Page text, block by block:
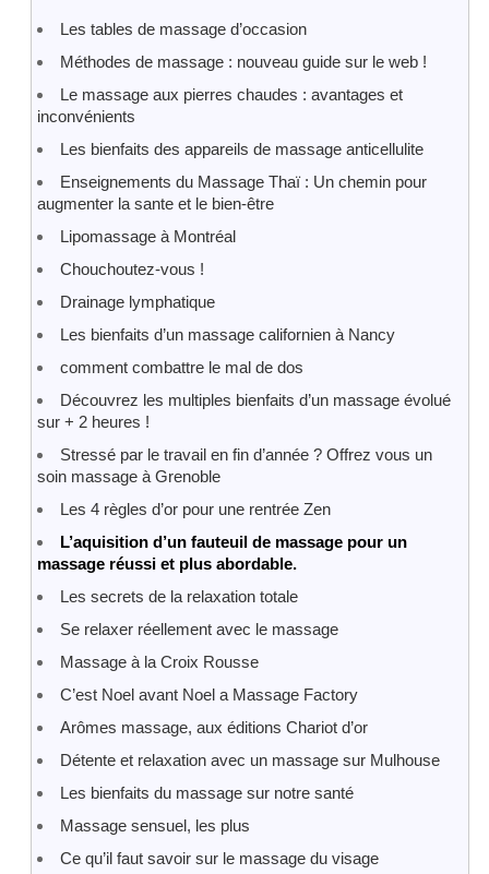
Les tables de massage d’occasion
Méthodes de massage : nouveau guide sur le web !
Le massage aux pierres chaudes : avantages et
inconvénients
Les bienfaits des appareils de massage anticellulite
Enseignements du Massage Thaï : Un chemin pour
augmenter la sante et le bien-être
Lipomassage à Montréal
Chouchoutez-vous !
Drainage lymphatique
Les bienfaits d’un massage californien à Nancy
comment combattre le mal de dos
Découvrez les multiples bienfaits d’un massage évolué
sur + 2 heures !
Stressé par le travail en fin d’année ? Offrez vous un
soin massage à Grenoble
Les 4 règles d’or pour une rentrée Zen
L’aquisition d’un fauteuil de massage pour un
massage réussi et plus abordable.
Les secrets de la relaxation totale
Se relaxer réellement avec le massage
Massage à la Croix Rousse
C’est Noel avant Noel a Massage Factory
Arômes massage, aux éditions Chariot d’or
Détente et relaxation avec un massage sur Mulhouse
Les bienfaits du massage sur notre santé
Massage sensuel, les plus
Ce qu’il faut savoir sur le massage du visage